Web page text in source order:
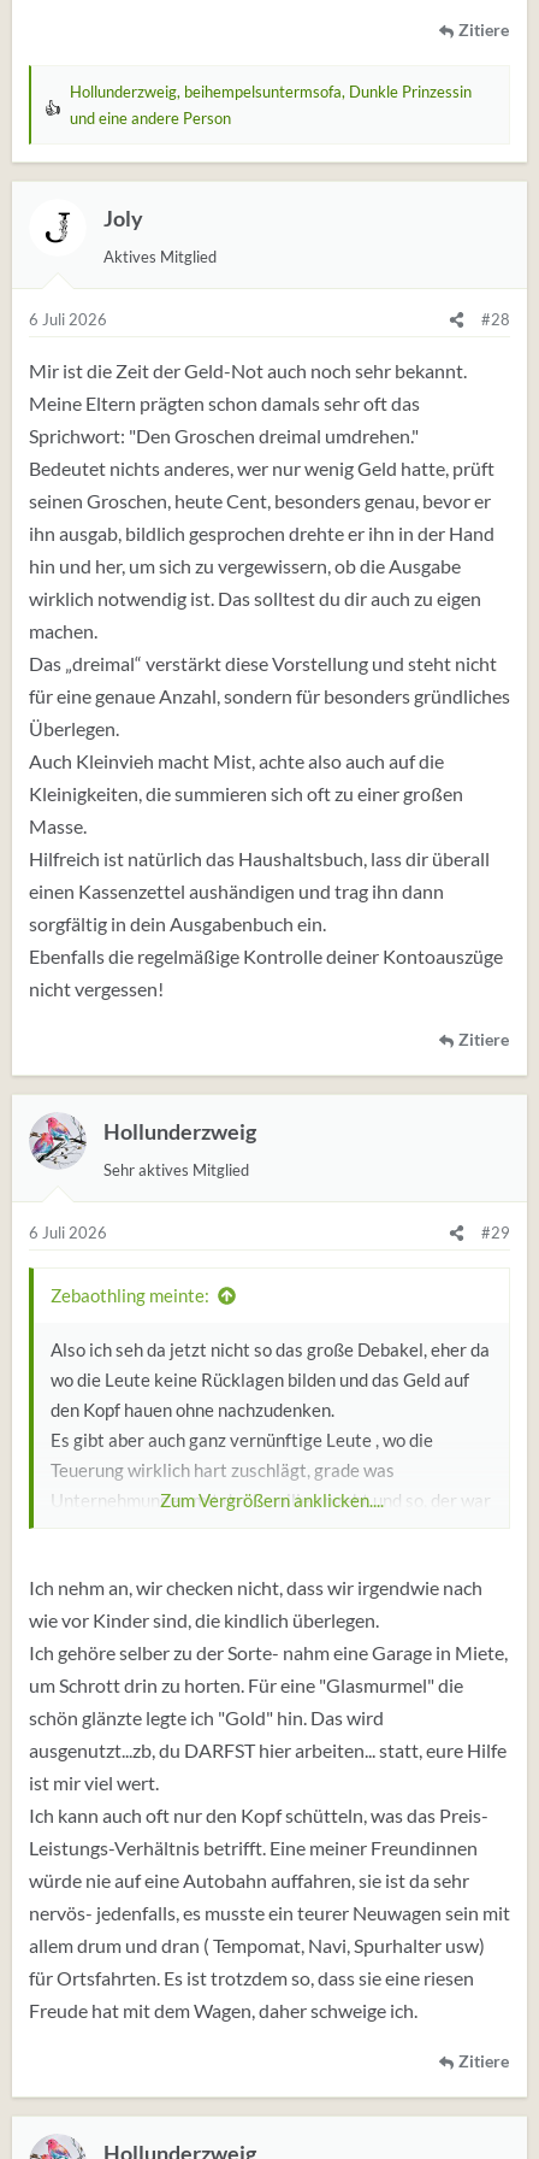
Zitiere
W
r
n
n
Hollunderzweig, beihempelsuntermsofa, Dunkle Prinzessin
und eine andere Person
Joly
Aktives Mitglied
6 Juli 2026 #28
Mir ist die Zeit der Geld-Not auch noch sehr bekannt.
Meine Eltern prägten schon damals sehr oft das
Sprichwort: "Den Groschen dreimal umdrehen."
Bedeutet nichts anderes, wer nur wenig Geld hatte, prüft
seinen Groschen, heute Cent, besonders genau, bevor er
ihn ausgab, bildlich gesprochen drehte er ihn in der Hand
hin und her, um sich zu vergewissern, ob die Ausgabe
wirklich notwendig ist. Das solltest du dir auch zu eigen
machen.
Das „dreimal“ verstärkt diese Vorstellung und steht nicht
für eine genaue Anzahl, sondern für besonders gründliches
Überlegen.
Auch Kleinvieh macht Mist, achte also auch auf die
Kleinigkeiten, die summieren sich oft zu einer großen
Masse.
Hilfreich ist natürlich das Haushaltsbuch, lass dir überall
einen Kassenzettel aushändigen und trag ihn dann
sorgfältig in dein Ausgabenbuch ein.
Ebenfalls die regelmäßige Kontrolle deiner Kontoauszüge
nicht vergessen!
Zitiere
Hollunderzweig
Sehr aktives Mitglied
6 Juli 2026 #29
Zebaothling meinte:
Also ich seh da jetzt nicht so das große Debakel, eher da
wo die Leute keine Rücklagen bilden und das Geld auf
den Kopf hauen ohne nachzudenken.
Es gibt aber auch ganz vernünftige Leute , wo die
Teuerung wirklich hart zuschlägt, grade was
Unternehmungen mit der Familie angeht und so, der war
mit Frau und 2 Kindern im Phantasialand , da dachte ich,
aber echt vertan der hat 400 Euro bezahlt für den Tag .
Auf der anderen Seite hab ich mich gefragt , warum man
da noch hingeht , wenn das so teuer ist, ich würde da
irgendwie umswitchen denke ich, lieber nen
Außenborder kaufen und ein Schlauchboot und dann an
den Fluß oder sowas in der Art....anstatt so einen
Als ich Kind war hatten wir nie viel Geld , aber wir haben
aktiv gespart - nach der Kartoffelernte sind wir
regelmässig zum Bauern um Kartoffeln zu sammeln, das
war ein Kinderspaß oder die Rüben etc.
gibt es heute gar nicht mehr , solche Aktivitäten, da
kauft man sich lieber für 50 Euro ein Hochbeet um dann
Fahrräder wurden irgendwie wieder verwertet ....jeder
konnte Schrauben und Muttern festziehen .....heute
Zum Vergrößern anklicken....
Ich nehm an, wir checken nicht, dass wir irgendwie nach
wie vor Kinder sind, die kindlich überlegen.
Ich gehöre selber zu der Sorte- nahm eine Garage in Miete,
um Schrott drin zu horten. Für eine "Glasmurmel" die
schön glänzte legte ich "Gold" hin. Das wird
ausgenutzt...zb, du DARFST hier arbeiten... statt, eure Hilfe
ist mir viel wert.
Ich kann auch oft nur den Kopf schütteln, was das Preis-
Leistungs-Verhältnis betrifft. Eine meiner Freundinnen
würde nie auf eine Autobahn auffahren, sie ist da sehr
nervös- jedenfalls, es musste ein teurer Neuwagen sein mit
allem drum und dran ( Tempomat, Navi, Spurhalter usw)
für Ortsfahrten. Es ist trotzdem so, dass sie eine riesen
Freude hat mit dem Wagen, daher schweige ich.
Zitiere
Hollunderzweig